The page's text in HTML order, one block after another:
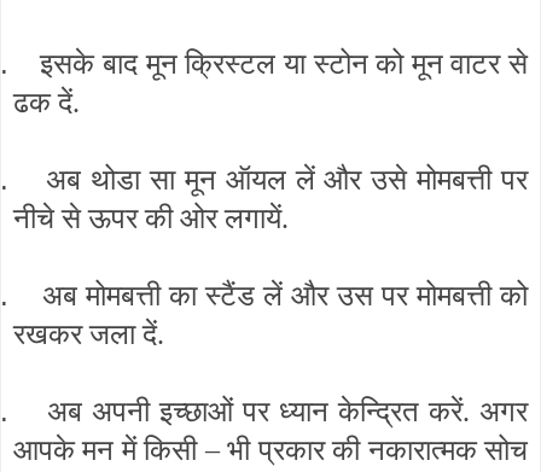
इसके बाद मून क्रिस्टल या स्टोन को मून वाटर से
ढक दें.
अब थोडा सा मून ऑयल लें और उसे मोमबत्ती पर
नीचे से ऊपर की ओर लगायें.
अब मोमबत्ती का स्टैंड लें और उस पर मोमबत्ती को
रखकर जला दें.
अब अपनी इच्छाओं पर ध्यान केन्द्रित करें. अगर
आपके मन में किसी – भी प्रकार की नकारात्मक सोच